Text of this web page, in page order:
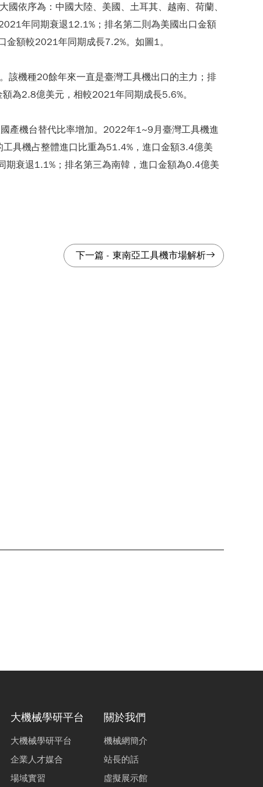
依序為：中國大陸、美國、土耳其、越南、荷蘭、
年同期衰退12.1%；排名第二則為美國出口金額
額較2021年同期成長7.2%。如圖1。
機種20餘年來一直是臺灣工具機出口的主力；排
為2.8億美元，相較2021年同期成長5.6%。
產機台替代比率增加。2022年1~9月臺灣工具機進
具機占整體進口比重為51.4%，進口金額3.4億美
衰退1.1%；排名第三為南韓，進口金額為0.4億美
下一篇 - 東南亞工具機市場解析
大機械學研平台
大機械學研平台
企業人才媒合
場域實習
關於我們
機械網簡介
站長的話
虛擬展示館